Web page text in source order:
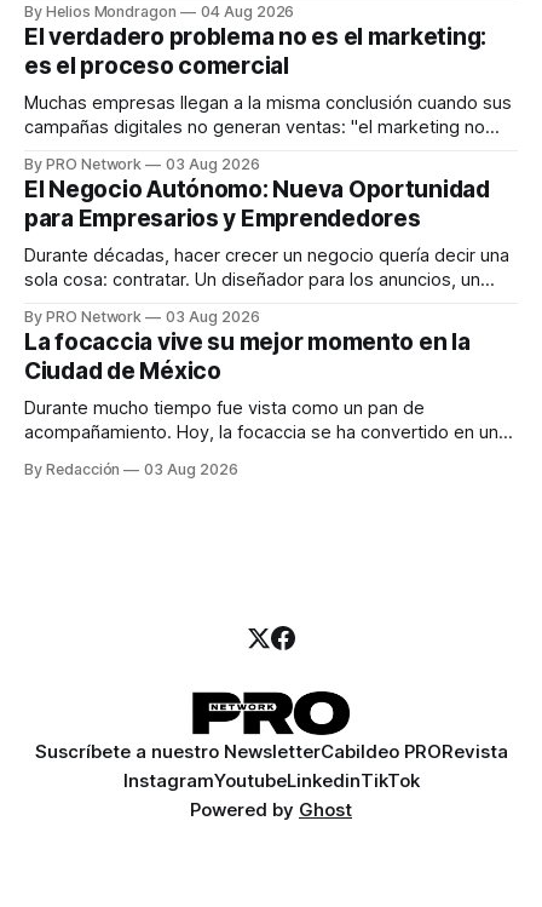
dispositivos inteligentes, inteligencia artificial y monitoreo
en tiempo real para ayudar a las personas a tomar mejores
decisiones sobre su salud metabólica. Su propuesta busca
responder
By Helios Mondragon 04 Aug 2026
El verdadero problema no es el marketing:
es el proceso comercial
Muchas empresas llegan a la misma conclusión cuando sus
campañas digitales no generan ventas: "el marketing no
INTERIUS, el problema suele estar en otro lugar. Durante
una entrevista para el podcast SER PRO, el especialista en
marketing digital explicó que
By PRO Network 03 Aug 2026
El Negocio Autónomo: Nueva Oportunidad
para Empresarios y Emprendedores
Durante décadas, hacer crecer un negocio quería decir una
sola cosa: contratar. Un diseñador para los anuncios, un
para los textos, alguien que supiera de publicidad digital
para encontrar prospectos, un vendedor para atender
llamadas y mensajes, y —con suerte— una persona
By PRO Network 03 Aug 2026
La focaccia vive su mejor momento en la
Ciudad de México
Durante mucho tiempo fue vista como un pan de
acompañamiento. Hoy, la focaccia se ha convertido en uno
artesanal, ingredientes de calidad y experiencias que
By Redacción 03 Aug 2026
Suscríbete a nuestro NewsletterCabildeo PRORevista
InstagramYoutubeLinkedinTikTok
Powered by Ghost